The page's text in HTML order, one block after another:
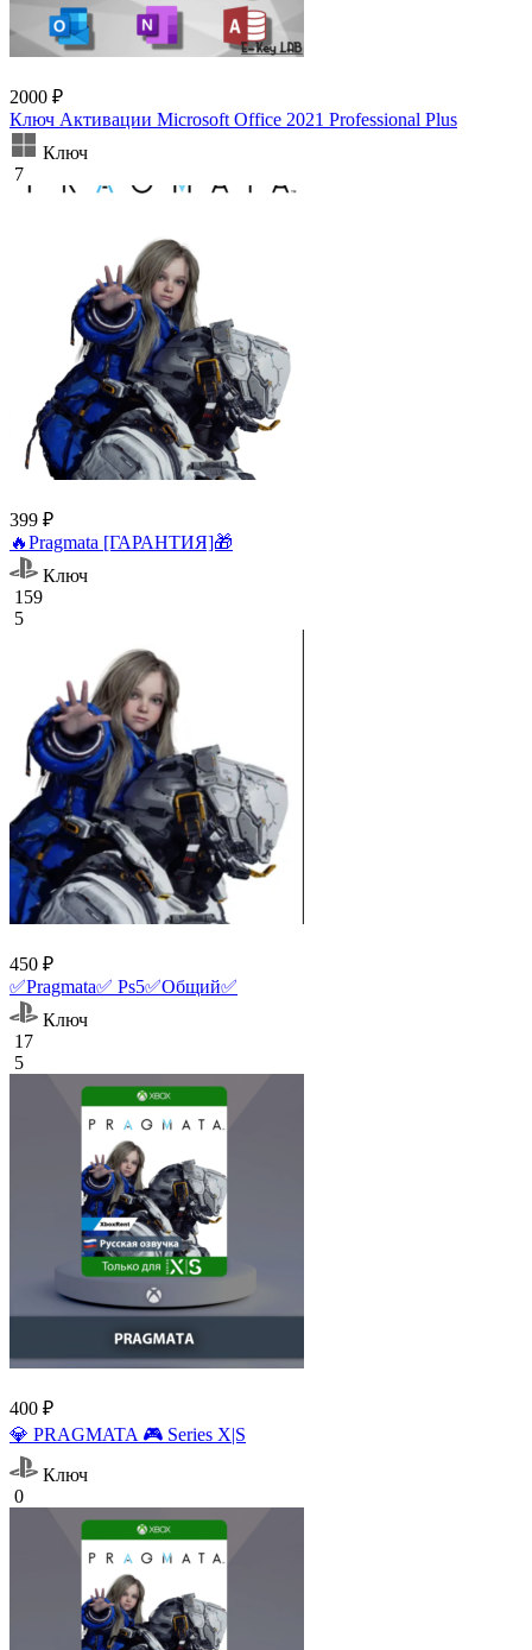
2000 ₽
Ключ Активации Microsoft Office 2021 Professional Plus
Ключ
7
399 ₽
🔥Pragmata [ГАРАНТИЯ]🎁
Ключ
159
5
450 ₽
✅Pragmata✅ Ps5✅Общий✅
Ключ
17
5
400 ₽
💎 PRAGMATA 🎮 Series X|S
Ключ
0